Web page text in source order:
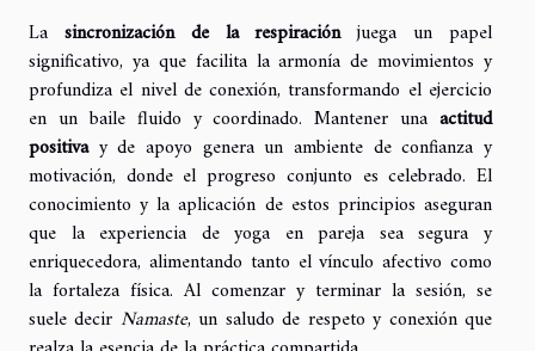
La sincronización de la respiraciónjuega un papel
significativo, ya que facilita la armonía de movimientos y
profundiza el nivel de conexión, transformando el ejercicio
en un baile fluido y coordinado. Mantener una actitud
positivay de apoyo genera un ambiente de confianza y
motivación, donde el progreso conjunto es celebrado. El
conocimiento y la aplicación de estos principios aseguran
que la experiencia de yoga en pareja sea segura y
enriquecedora, alimentando tanto el vínculo afectivo como
la fortaleza física. Al comenzar y terminar la sesión, se
suele decir Namaste, un saludo de respeto y conexión que